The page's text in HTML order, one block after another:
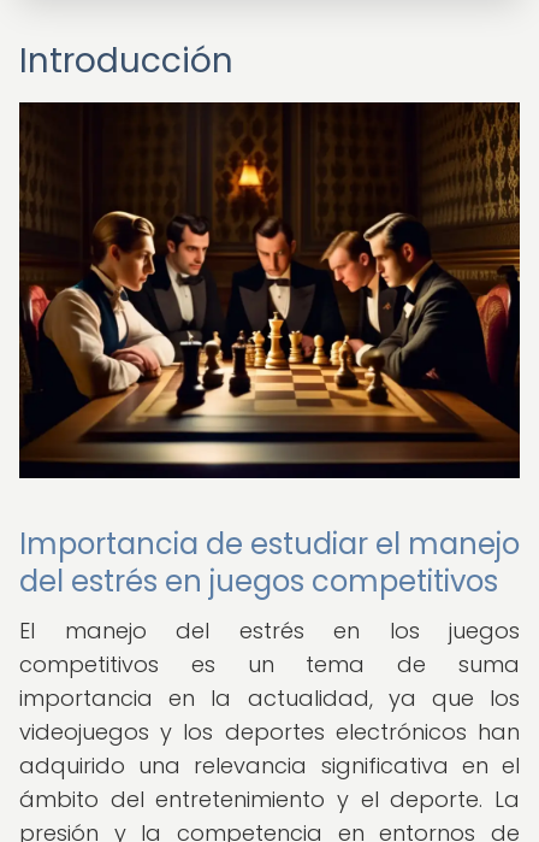
Introducción
Importancia de estudiar el manejo
del estrés en juegos competitivos
El manejo del estrés en los juegos
competitivos es un tema de suma
importancia en la actualidad, ya que los
videojuegos y los deportes electrónicos han
adquirido una relevancia significativa en el
ámbito del entretenimiento y el deporte. La
presión y la competencia en entornos de